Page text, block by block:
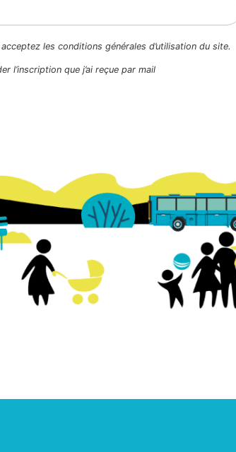
les conditions générales d’utilisation du site.
l’inscription que j’ai reçue par mail